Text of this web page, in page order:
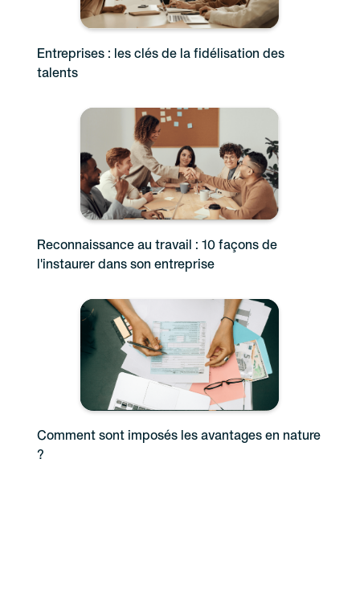
Entreprises : les clés de la fidélisation des
talents
Reconnaissance au travail : 10 façons de
l'instaurer dans son entreprise
Comment sont imposés les avantages en nature
?